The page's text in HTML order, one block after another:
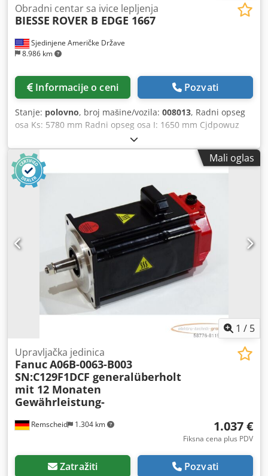
Sjedinjene Američke Države
8.986 km
Obradni centar sa ivice lepljenja
BIESSE ROVER B EDGE 1667
Informacije o ceni Pozvati
Stanje: polovno, broj mašine/vozila: 008013, Radni opseg
osa Ks: 5780 mm Radni opseg osa I: 1650 mm Cjdpowuz
Ekofx Aizsrf Radni nivo: sa vakuumskim konzolnim
jastučićima Snaga glavnog vretena: 13.2 KV Broj
kontrolisanih osa: 4 ose Maksimalna visina ivice: 60 mm
Broj vretena za bušenje: 16 Broj pozicija alata: 16
Mali oglas
1 / 5
Remscheid 1.304 km
Upravljačka jedinica
FanucA06B-0063-B003
SN:C129F1DCF generalüberholt
mit 12 Monaten
Gewährleistung-
1.037 €
Fiksna cena plus PDV
Zatražiti Pozvati